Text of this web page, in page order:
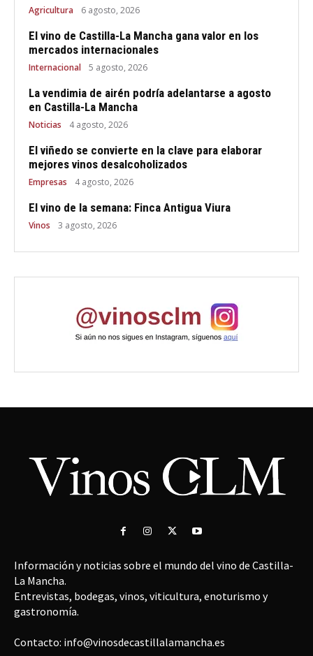
Agricultura 6 agosto, 2026
El vino de Castilla-La Mancha gana valor en los
mercados internacionales
Internacional 5 agosto, 2026
La vendimia de airén podría adelantarse a agosto
en Castilla-La Mancha
Noticias 4 agosto, 2026
El viñedo se convierte en la clave para elaborar
mejores vinos desalcoholizados
Empresas 4 agosto, 2026
El vino de la semana: Finca Antigua Viura
Vinos 3 agosto, 2026
Información y noticias sobre el mundo del vino de Castilla-
La Mancha.
Entrevistas, bodegas, vinos, viticultura, enoturismo y
gastronomía.
Contacto: info@vinosdecastillalamancha.es